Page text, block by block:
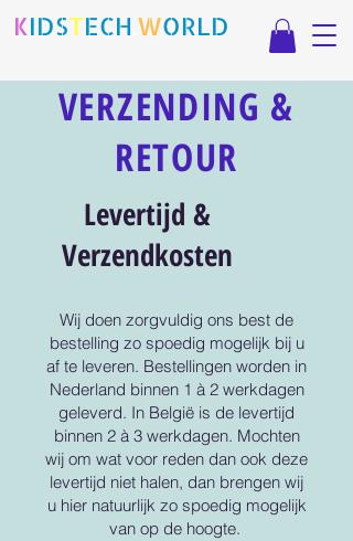
KIDSTECH WORLD
VERZENDING &
RETOUR
Levertijd &
Verzendkosten
Wij doen zorgvuldig ons best de
bestelling zo spoedig mogelijk bij u
af te leveren. Bestellingen worden in
Nederland binnen 1 à 2 werkdagen
geleverd. In België is de levertijd
binnen 2 à 3 werkdagen. Mochten
wij om wat voor reden dan ook deze
levertijd niet halen, dan brengen wij
u hier natuurlijk zo spoedig mogelijk
van op de hoogte.